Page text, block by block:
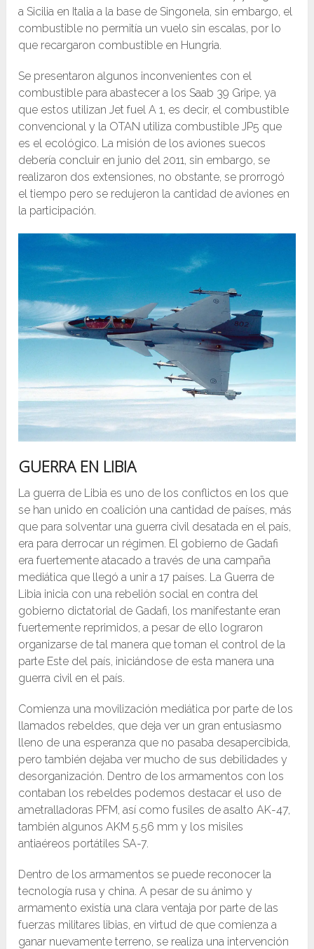
a Sicilia en Italia a la base de Singonela, sin embargo, el
combustible no permitía un vuelo sin escalas, por lo
que recargaron combustible en Hungria.
Se presentaron algunos inconvenientes con el
combustible para abastecer a los Saab 39 Gripe, ya
que estos utilizan Jet fuel A 1, es decir, el combustible
convencional y la OTAN utiliza combustible JP5 que
es el ecológico. La misión de los aviones suecos
debería concluir en junio del 2011, sin embargo, se
realizaron dos extensiones, no obstante, se prorrogó
el tiempo pero se redujeron la cantidad de aviones en
la participación.
GUERRA EN LIBIA
La guerra de Libia es uno de los conflictos en los que
se han unido en coalición una cantidad de países, más
que para solventar una guerra civil desatada en el país,
era para derrocar un régimen. El gobierno de Gadafi
era fuertemente atacado a través de una campaña
mediática que llegó a unir a 17 países. La Guerra de
Libia inicia con una rebelión social en contra del
gobierno dictatorial de Gadafi, los manifestante eran
fuertemente reprimidos, a pesar de ello lograron
organizarse de tal manera que toman el control de la
parte Este del país, iniciándose de esta manera una
guerra civil en el país.
Comienza una movilización mediática por parte de los
llamados rebeldes, que deja ver un gran entusiasmo
lleno de una esperanza que no pasaba desapercibida,
pero también dejaba ver mucho de sus debilidades y
desorganización. Dentro de los armamentos con los
contaban los rebeldes podemos destacar el uso de
ametralladoras PFM, así como fusiles de asalto AK-47,
también algunos AKM 5.56 mm y los misiles
antiaéreos portátiles SA-7.
Dentro de los armamentos se puede reconocer la
tecnología rusa y china. A pesar de su ánimo y
armamento existía una clara ventaja por parte de las
fuerzas militares libias, en virtud de que comienza a
ganar nuevamente terreno, se realiza una intervención